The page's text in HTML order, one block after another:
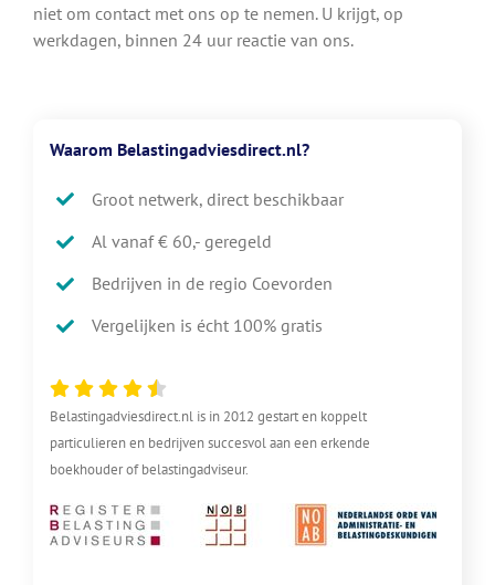
niet om contact met ons op te nemen. U krijgt, op
werkdagen, binnen 24 uur reactie van ons.
Waarom Belastingadviesdirect.nl?
Groot netwerk, direct beschikbaar
Al vanaf € 60,- geregeld
Bedrijven in de regio Coevorden
Vergelijken is écht 100% gratis
Belastingadviesdirect.nl is in 2012 gestart en koppelt
particulieren en bedrijven succesvol aan een erkende
boekhouder of belastingadviseur.